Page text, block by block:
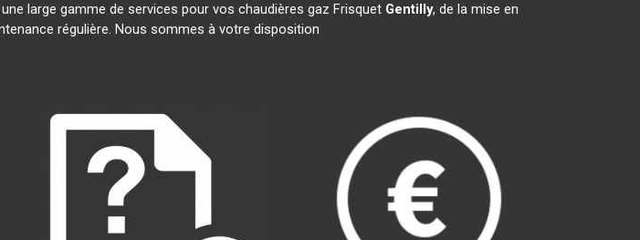
large gamme de services pour vos chaudières gaz Frisquet Gentilly, de la mise en
régulière. Nous sommes à votre disposition